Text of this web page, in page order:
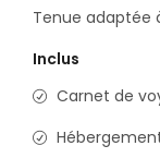
Tenue adaptée
Inclus
Carnet de